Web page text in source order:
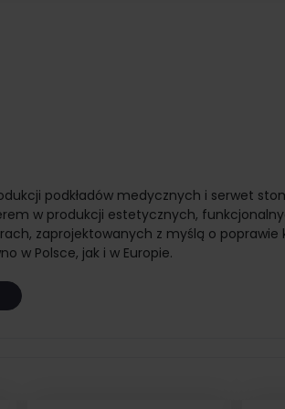
podkładów medycznych i serwet
w produkcji estetycznych,
zaprojektowanych z myślą o
w Polsce, jak i w Europie.